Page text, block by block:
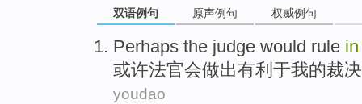
双语例句 原声例句 权威例句
Perhaps the judge would rule
或许法官会做出有利于我的裁决
youdao